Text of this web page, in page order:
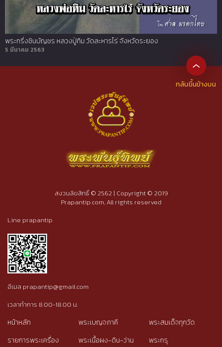
พระกริ่งชินบัญชร หลวงปู่ทิม วัดละหารไร่ จังหวัดระยอง
5 มีนาคม 2563
สงวนลิขสิทธิ์ © 2562 | Copyright © 2019
Prapantip.com, All rights reserved
Line prapantip
อีเมล prapantip@gmail.com
เวลาทำการ 8.00-18.00 น.
หน้าหลัก
รายการพระเครื่อง
พระเบญจภาคี
พระเนื้อผง-ดิน-ว่าน
พระสมเด็จทุกวัด
พระกรุ